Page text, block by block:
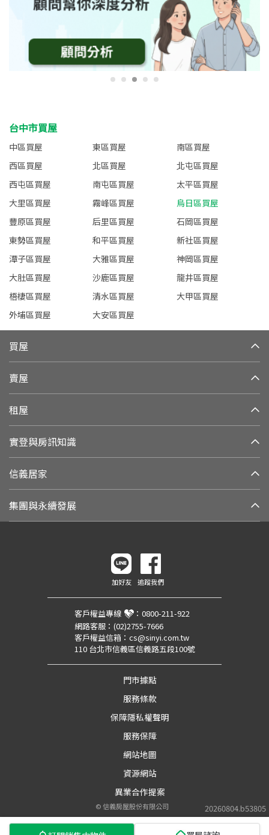
台中市買屋
中區買屋 東區買屋
南區買屋
西區買屋
北區買屋
北屯區買屋
西屯區買屋
南屯區買屋
太平區買屋
大里區買屋
霧峰區買屋
烏日區買屋
豐原區買屋
后里區買屋
石岡區買屋
東勢區買屋
和平區買屋
新社區買屋
潭子區買屋
大雅區買屋
神岡區買屋
大肚區買屋
沙鹿區買屋
龍井區買屋
梧棲區買屋
清水區買屋
大甲區買屋
外埔區買屋
大安區買屋
買屋
賣屋
租屋
實登與房訊知識
信義居家
集團與永續發展
20260804.b53805
加好友 追蹤我們
客戶權益專線 ： 0800-211-922
網路客服： (02)2755-7666
客戶權益信箱： cs@sinyi.com.tw
110 台北市信義區信義路五段100號
門市據點
服務條款
保障隱私權聲明
服務保障
網站地圖
資源網站
異業合作提案
©信義房屋股份有限公司